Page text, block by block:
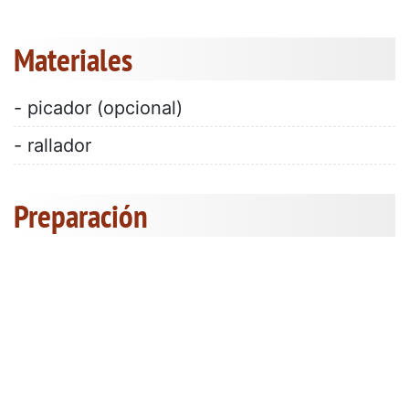
Materiales
- picador (opcional)
- rallador
Preparación